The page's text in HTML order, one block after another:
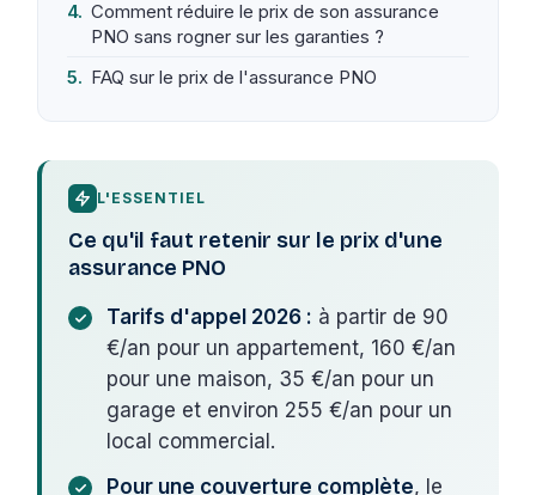
Comment réduire le prix de son assurance
PNO sans rogner sur les garanties ?
FAQ sur le prix de l'assurance PNO
L'ESSENTIEL
Ce qu'il faut retenir sur le prix d'une
assurance PNO
Tarifs d'appel 2026 : à partir de 90
€/an pour un appartement, 160 €/an
pour une maison, 35 €/an pour un
garage et environ 255 €/an pour un
local commercial.
Pour une couverture complète, le